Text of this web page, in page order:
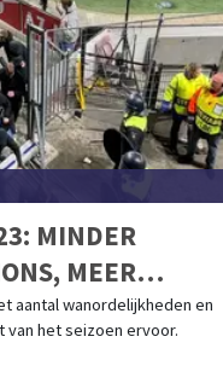
MINDER
MEER
GEBRACHT
aantal wanordelijkheden en
het seizoen ervoor.